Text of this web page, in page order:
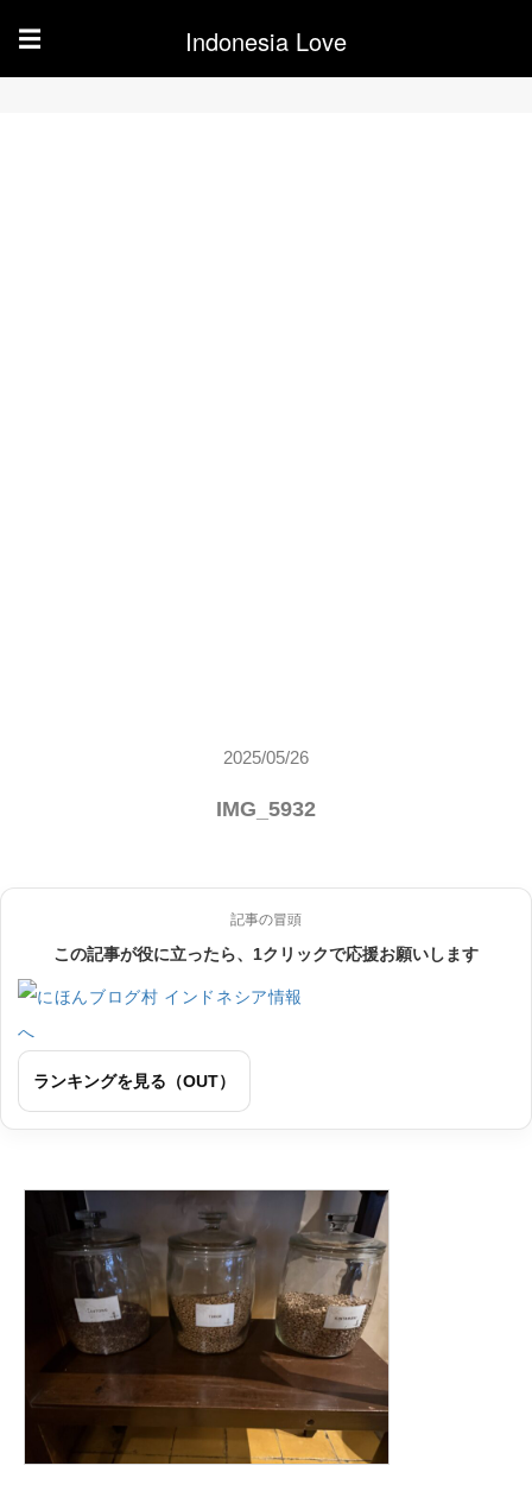
☰ Indonesia Love
2025/05/26
IMG_5932
記事の冒頭
この記事が役に立ったら、1クリックで応援お願いします
ランキングを見る（OUT）